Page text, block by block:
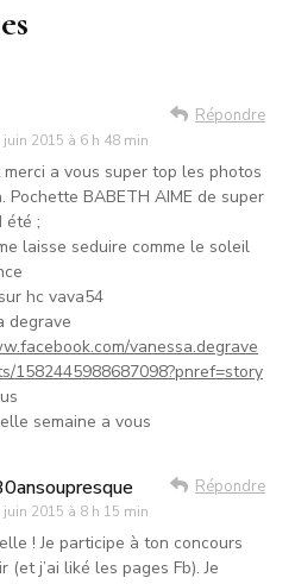
juin 2015 à 6 h 48 min
Répondre
a vous super top les photos
Pochette BABETH AIME de super
été ;
laisse seduire comme le soleil
hc vava54
degrave
vanessa.degrave
1582445988687098?pnref=story
semaine a vous
juin 2015 à 8 h 15 min
Répondre
! Je participe à ton concours
(et j’ai liké les pages Fb). Je